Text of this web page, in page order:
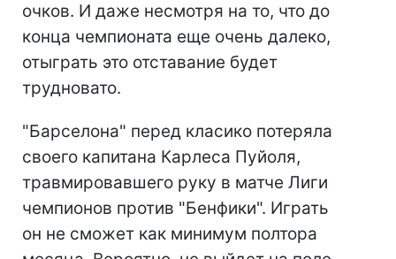
очков. И даже несмотря на то, что до
конца чемпионата еще очень далеко,
отыграть это отставание будет
трудновато.
"Барселона" перед класико потеряла
своего капитана Карлеса Пуйоля,
травмировавшего руку в матче Лиги
чемпионов против "Бенфики". Играть
он не сможет как минимум полтора